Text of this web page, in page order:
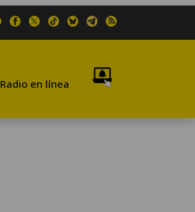
Radio en línea